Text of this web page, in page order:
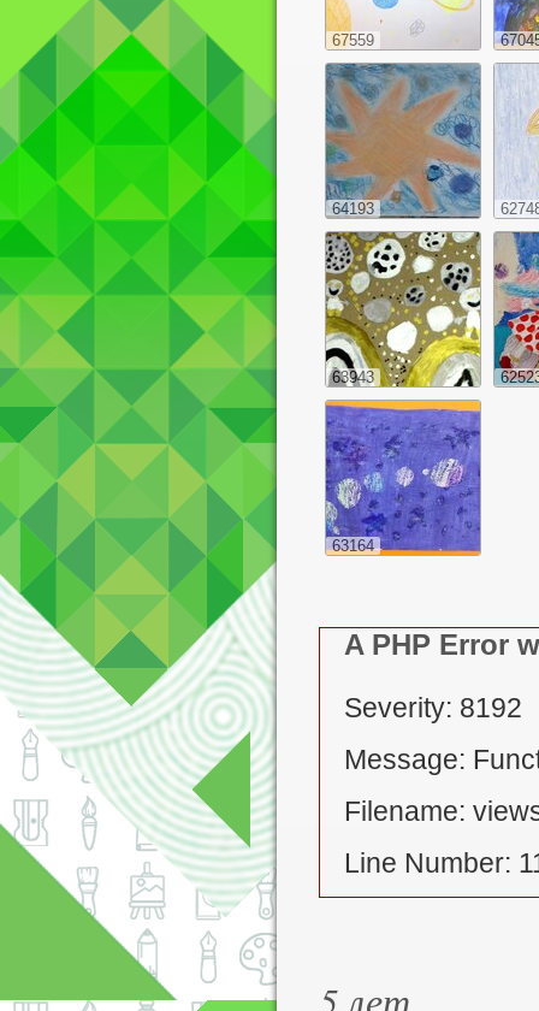
67559
64193
63943
63164
A PHP Error
Severity: 8192
Message:
Filename:
Line Number: